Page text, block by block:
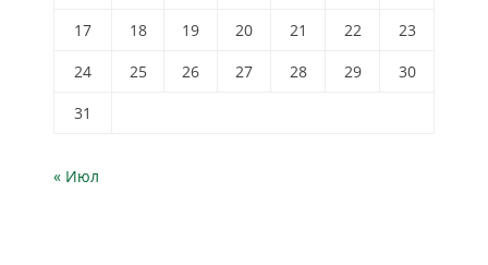
17
18 19 20 21 22
23
24
25 26 27 28 29
30
31
« Июл